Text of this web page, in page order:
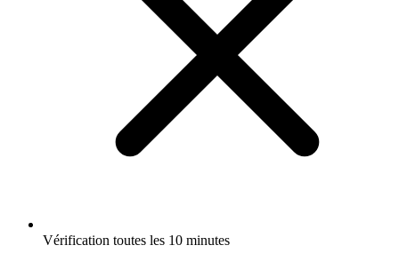
Vérification toutes les 10 minutes